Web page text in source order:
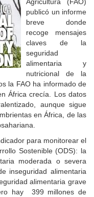
Agricultura (FAO)
publicó un informe
breve donde
recoge mensajes
claves de la
seguridad
alimentaria y
nutricional de la
la FAO ha informado de
África crecía. Los datos
aunque sigue
en África, de las
para monitorear el
Sostenible (ODS): la
moderada o severa
inseguridad alimentaria
alimentaria grave
hay 399 millones de